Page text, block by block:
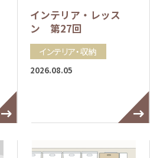
インテリア・レッス
ン 第27回
インテリア・収納
2026.08.05